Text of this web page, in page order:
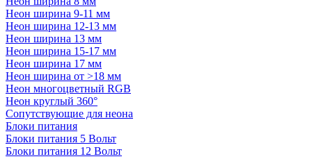
Неон ширина 9-11 мм
Неон ширина 12-13 мм
Неон ширина 13 мм
Неон ширина 15-17 мм
Неон ширина 17 мм
Неон ширина от >18 мм
Неон многоцветный RGB
Неон круглый 360°
Сопутствующие для неона
Блоки питания
Блоки питания 5 Вольт
Блоки питания 12 Вольт